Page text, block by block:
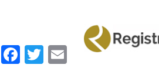
Facebook
Twitter
Email